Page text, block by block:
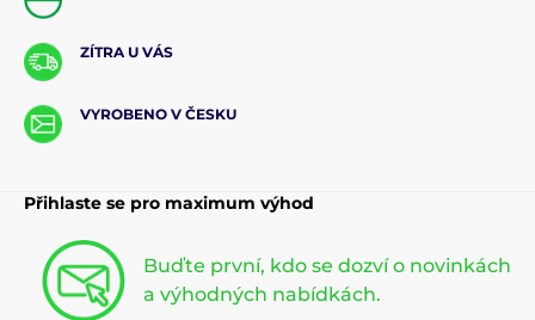
ZÍTRA U VÁS
VYROBENO V ČESKU
Přihlaste se pro maximum výhod
Buďte první, kdo se dozví o novinkách
a výhodných nabídkách.